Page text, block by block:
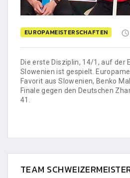
EUROPAMEISTERSCHAFTEN
Die erste Disziplin, 14/1, auf der
Slowenien ist gespielt.
Favorit aus Slowenien, Benko
Finale gegen den Deutschen
41.
TEAM